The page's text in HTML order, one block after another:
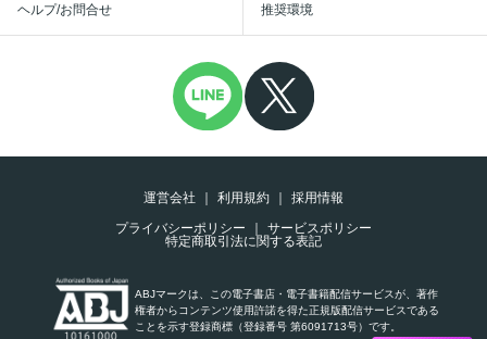
ヘルプ/お問合せ 推奨環境
運営会社 利用規約
採用情報
プライバシーポリシー
サービスポリシー
特定商取引法に関する表記
ABJマークは、この電子書店・電子書籍配信サービスが、著作
権者からコンテンツ使用許諾を得た正規版配信サービスである
ことを示す登録商標（登録番号 第6091713号）です。